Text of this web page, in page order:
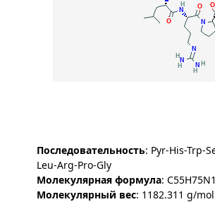
Последовательность: Pyr-His-Trp-
Leu-Arg-Pro-Gly
Молекулярная формула:
Молекулярный вес: 1182.311 g/mol